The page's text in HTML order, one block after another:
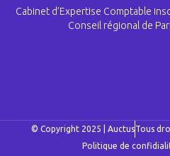
Cabinet d’Expertise Comptable
Conseil régional de
© Copyright 2025 | AuctusTous
Politique de